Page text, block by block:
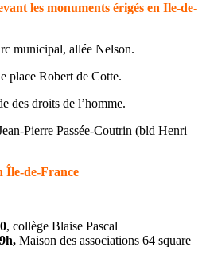
les monuments érigés en Ile-de-
municipal, allée Nelson.
place Robert de Cotte.
des droits de l’homme.
Pierre Passée-Coutrin (bld Henri
Île-de-France
, collège Blaise Pascal
Maison des associations 64 square